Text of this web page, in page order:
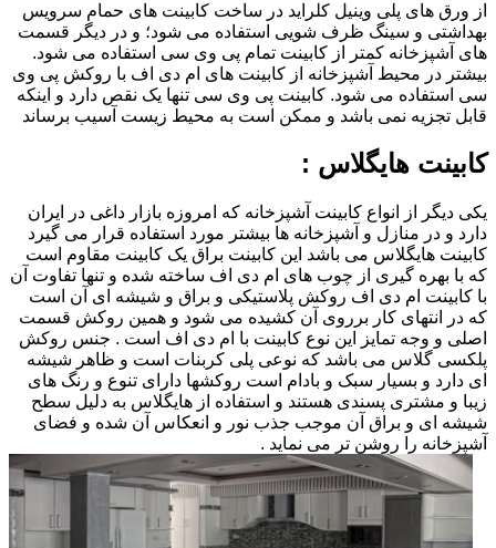
از ورق های پلی وینیل کلراید در ساخت کابینت های حمام سرویس
بهداشتی و سینگ ظرف شویی استفاده می شود؛ و در دیگر قسمت
های آشپزخانه کمتر از کابینت تمام پی وی سی استفاده می شود.
بیشتر در محیط آشپزخانه از کابینت های ام دی اف با روکش پی وی
سی استفاده می شود. کابینت پی وی سی تنها یک نقص دارد و اینکه
قابل تجزیه نمی باشد و ممکن است به محیط زیست آسیب برساند
کابینت هایگلاس :
یکی دیگر از انواع کابینت آشپزخانه که امروزه بازار داغی در ایران
دارد و در منازل و آشپزخانه ها بیشتر مورد استفاده قرار می گیرد
کابینت هایگلاس می باشد این کابینت براق یک کابینت مقاوم است
که با بهره گیری از چوب های ام دی اف ساخته شده و تنها تفاوت آن
با کابینت ام دی اف روکش پلاستیکی و براق و شیشه ای آن است
که در انتهای کار برروی آن کشیده می شود و همین روکش قسمت
اصلی و وجه تمایز این نوع کابینت با ام دی اف است . جنس روکش
پلکسی گلاس می باشد که نوعی پلی کربنات است و ظاهر شیشه
ای دارد و بسیار سبک و بادام است روکشها دارای تنوع و رنگ های
زیبا و مشتری پسندی هستند و استفاده از هایگلاس به دلیل سطح
شیشه ای و براق آن موجب جذب نور و انعکاس آن شده و فضای
آشپزخانه را روشن تر می نماید .